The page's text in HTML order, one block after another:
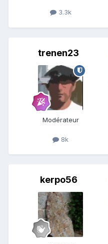
3.3k
trenen23
Modérateur
8k
kerpo56